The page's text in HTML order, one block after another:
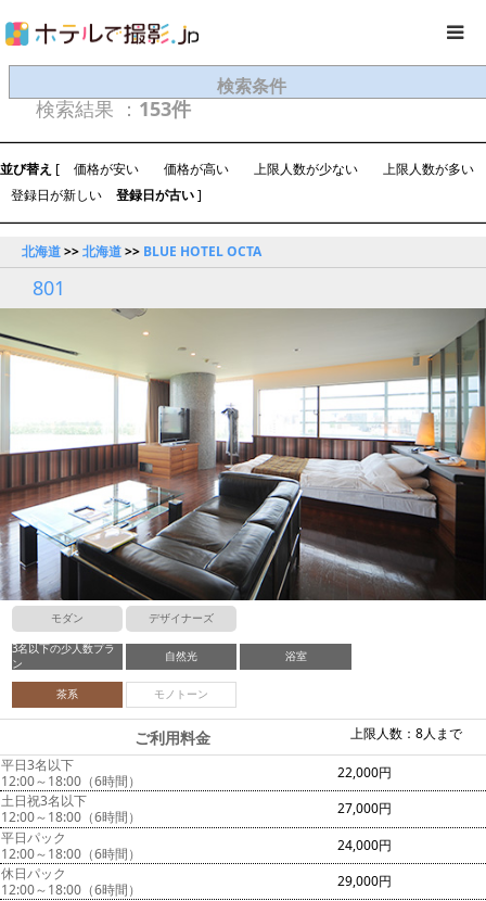
検索条件
検索結果 ： 153件
並び替え [ 価格が安い 価格が高い 上限人数が少ない
上限人数が多い
登録日が新しい
登録日が古い]
北海道>>北海道>> BLUE HOTEL OCTA
801
モダン デザイナーズ
3名以下の少人数プラ
ン
自然光 浴室
茶系 モノトーン
上限人数：8人まで
ご利用料金
平日3名以下
12:00～18:00（6時間）
22,000円
土日祝3名以下
12:00～18:00（6時間）
27,000円
平日パック
12:00～18:00（6時間）
24,000円
休日パック
12:00～18:00（6時間）
29,000円